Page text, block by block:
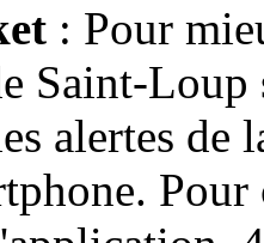
: Pour
Saint-Loup
alertes de